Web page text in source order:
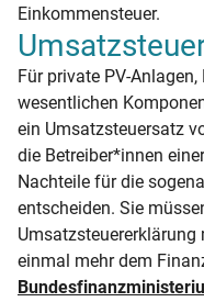
Einkommensteuer.
Für private PV-
wesentlichen
ein Umsatzsteuersatz
die Betreiber*innen
Nachteile für die
entscheiden. Sie
einmal mehr dem